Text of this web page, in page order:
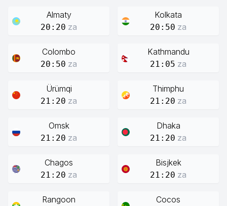
Almaty
20:20 za
Kolkata
20:50 za
Colombo
20:50 za
Kathmandu
21:05 za
Ürümqi
21:20 za
Thimphu
21:20 za
Omsk
21:20 za
Dhaka
21:20 za
Chagos
21:20 za
Bisjkek
21:20 za
Rangoon Cocos